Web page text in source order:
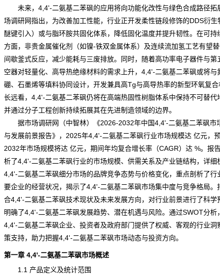
未来，4,4'-二氨基二苯砜的应用将向功能化改性与绿色合成路径拓
场调研网指出，为改善加工性能，行业正开发柔性链段修饰的DDS衍生
醚键引入）或与脂环胺共固化体系，降低固化温度并提升韧性。在可持
方面，非贵金属催化剂（如镍-铁双金属体系）及连续流加氢工艺有望
间歇釜式反应，减少能耗与三废排放。同时，随着高功率电子器件与第
空器对轻量化、高导热绝缘材料的需求上升，4,4'-二氨基二苯砜或将与
硼、石墨烯等填料协同设计，开发兼具高Tg与高导热率的新型环氧复合
长远看，4,4'-二氨基二苯砜仍将在高端热固性树脂体系中保持不可替代
并通过分子工程创新持续拓展其在先进制造领域的边界。
据市场调研网（中智林）《2026-2032年中国4,4'-二氨基二苯砜市
与发展前景报告》，2025年4,4'-二氨基二苯砜行业市场规模达 亿元，
2032年市场规模将达 亿元，期间年均复合增长率（CAGR）达 %。报
析了4,4'-二氨基二苯砜行业的市场规模、供需关系及产业链结构，详细
4,4'-二氨基二苯砜细分市场的品牌竞争态势与价格变化，重点剖析了行
要企业的经营状况，揭示了4,4'-二氨基二苯砜市场集中度与竞争格局。
合4,4'-二氨基二苯砜技术现状及未来发展方向，对行业前景进行了科学
明确了4,4'-二氨基二苯砜发展趋势、潜在机遇与风险。通过SWOT分析
4,4'-二氨基二苯砜企业、投资者及政府部门提供了权威、客观的行业洞
策支持，助力把握4,4'-二氨基二苯砜市场动态与投资方向。
第一章 4,4'-二氨基二苯砜市场概述
1.1 产品定义及统计范围